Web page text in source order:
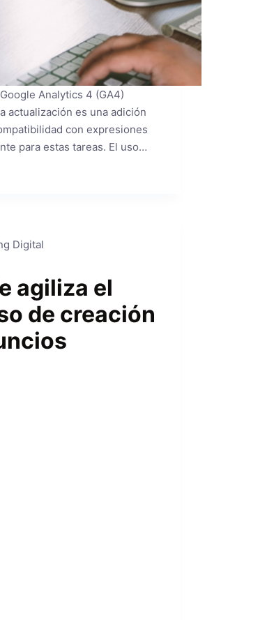
Analytics 4 (GA4)
actualización es una adición
con expresiones
para estas tareas. El uso…
Digital
agiliza el
de creación